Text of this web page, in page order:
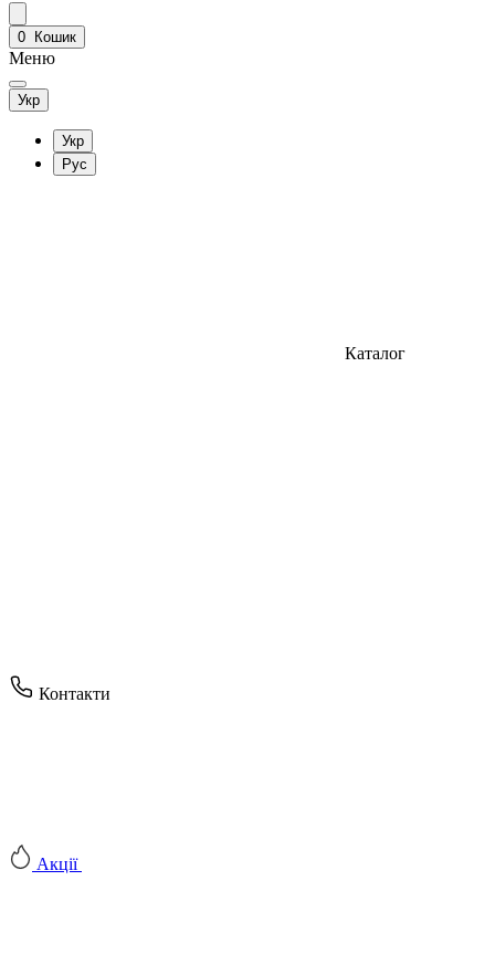
0 Кошик
Меню
Укр
Укр
Рус
Каталог
Контакти
Акції